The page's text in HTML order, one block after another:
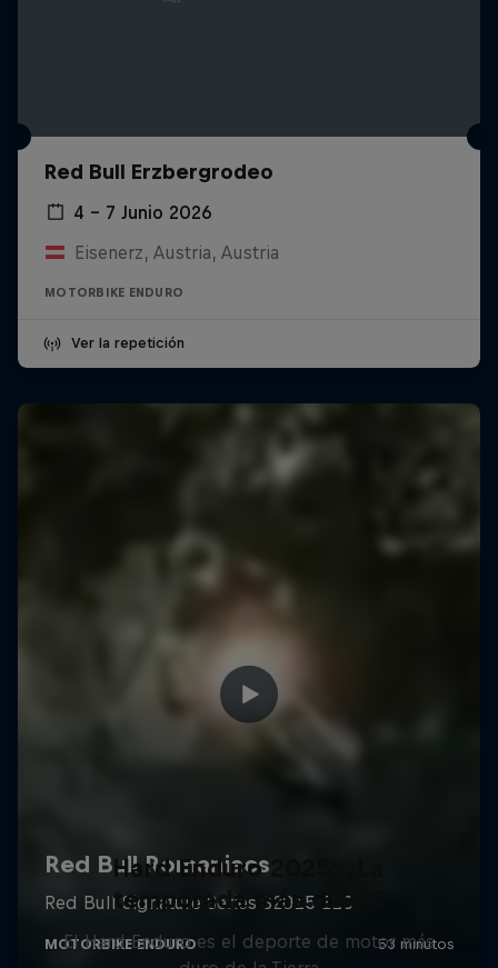
Red Bull Erzbergrodeo
4 – 7 Junio 2026
Eisenerz, Austria, Austria
MOTORBIKE ENDURO
Ver la repetición
Hard Enduro 2025: ¿La
temporada más difícil?
El Hard Enduro es el deporte de motor más